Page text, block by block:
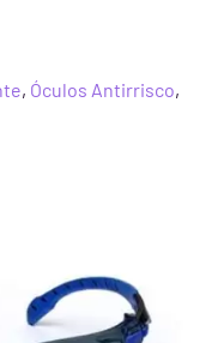
, Óculos Antirrisco,